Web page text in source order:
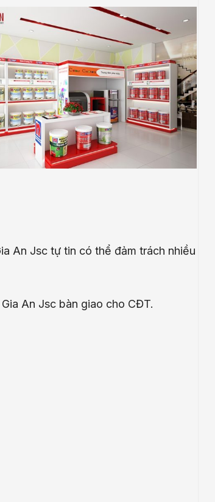
An Jsc tự tin có thể đảm trách nhiều
An Jsc bàn giao cho CĐT.